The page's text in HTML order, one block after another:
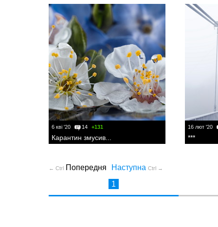
6 кві '20 14 +131
Карантин змусив...
16 лют '20
***
← Ctrl Попередня Наступна Ctrl →
1